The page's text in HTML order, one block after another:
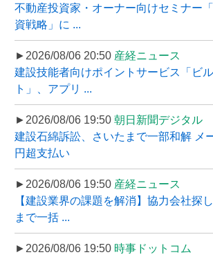
不動産投資家・オーナー向けセミナー
資戦略」に ...
►2026/08/06 20:50 産経ニュース
建設技能者向けポイントサービス「ビ
ト」、アプリ ...
►2026/08/06 19:50 朝日新聞デジタル
建設石綿訴訟、さいたまで一部和解 メ
円超支払い
►2026/08/06 19:50 産経ニュース
【建設業界の課題を解消】協力会社探
まで一括 ...
►2026/08/06 19:50 時事ドットコム